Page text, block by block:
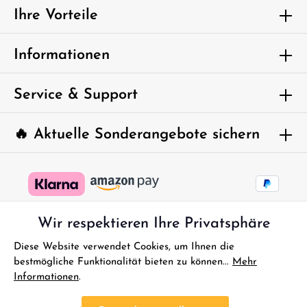
genommen und die
einverstanden.
Um weiterzugehen, geben Sie die oben
abgebildeten Zeichen ein*
🔥 Aktuelle Sonderangebote sichern
Ihre Vorteile
Informationen
Service & Support
Wir respektieren Ihre Privatsphäre
Diese Website verwendet Cookies, um Ihnen die
bestmögliche Funktionalität bieten zu können... Mehr
Informationen.